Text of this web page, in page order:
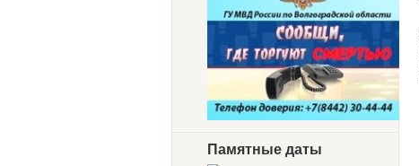
Памятные даты